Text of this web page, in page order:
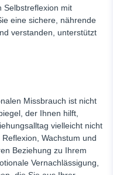
Selbstreflexion mit
eine sichere, nährende
verstanden, unterstützt
Missbrauch ist nicht
der Ihnen hilft,
vielleicht nicht
Wachstum und
Beziehung zu Ihrem
Vernachlässigung,